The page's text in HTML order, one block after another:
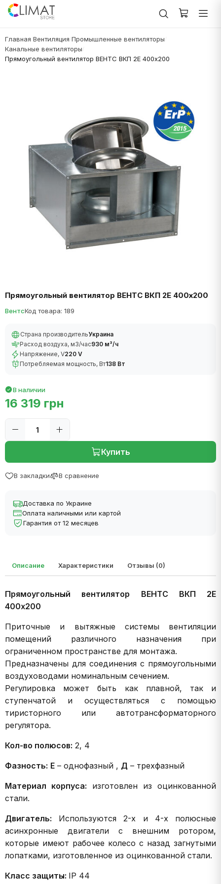
Главная Вентиляция Промышленные вентиляторы
Канальные вентиляторы
Прямоугольный вентилятор ВЕНТС ВКП 2Е 400х200
Прямоугольный вентилятор ВЕНТС ВКП 2Е 400х200
ВентсКод товара: 189
Страна производительУкраина
Расход воздуха, м3/час930 м³/ч
Напряжение, V220 V
Потребляемая мощность, Вт138 Вт
В наличии
16 319 грн
Купить
В закладки В сравнение
Доставка по Украине
Оплата наличными или картой
Гарантия от 12 месяцев
Описание Характеристики Отзывы (0)
Прямоугольный вентилятор ВЕНТС ВКП 2Е
400х200
Приточные и вытяжные системы вентиляции
помещений различного назначения при
ограниченном пространстве для монтажа.
Предназначены для соединения с прямоугольными
воздуховодами номинальным сечением.
Регулировка может быть как плавной, так и
ступенчатой и осуществляться с помощью
тиристорного или автотрансформаторного
регулятора.
Кол-во полюсов: 2, 4
Фазность: Е – однофазный , Д – трехфазный
Материал корпуса: изготовлен из оцинкованной
стали.
Двигатель: Используются 2-х и 4-х полюсные
асинхронные двигатели с внешним ротором,
которые имеют рабочее колесо с назад загнутыми
лопатками, изготовленное из оцинкованной стали.
Класс защиты: IP 44